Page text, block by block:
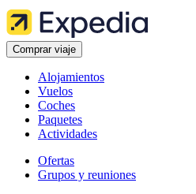
Comprar viaje
Alojamientos
Vuelos
Coches
Paquetes
Actividades
Ofertas
Grupos y reuniones